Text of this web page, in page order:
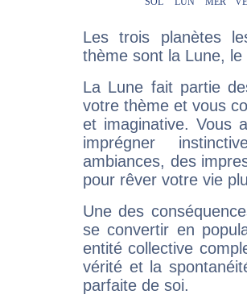
Les trois planètes
thème sont la Lune,
La Lune fait partie
votre thème et vous
et imaginative. Vous
imprégner
ambiances, des
pour rêver votre vie
Une des
se convertir en
entité collective
vérité et la
parfaite de soi.